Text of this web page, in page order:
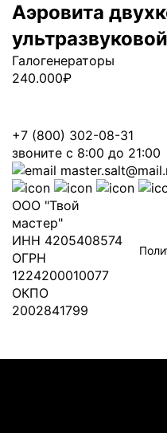
Аэровита
Галогенераторы
240.000₽
+7 (800) 302-08-31
звоните с 8:00 до 21:00
ООО "Твой
мастер"
ИНН 4205408574
ОГРН
1224200010077
ОКПО
2002841799